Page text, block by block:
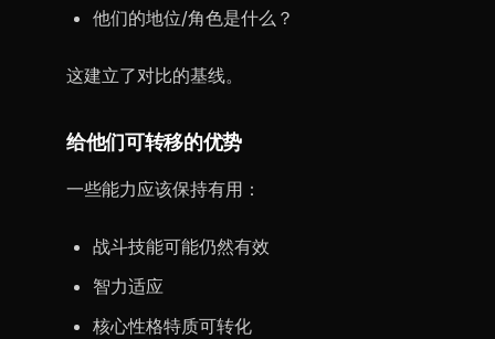
他们的地位/角色是什么？
这建立了对比的基线。
给他们可转移的优势
一些能力应该保持有用：
战斗技能可能仍然有效
智力适应
核心性格特质可转化